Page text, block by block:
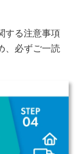
する注意事項
、必ずご一読